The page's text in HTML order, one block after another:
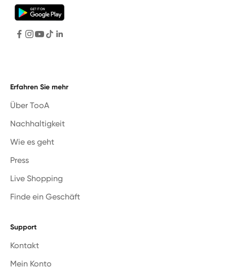
Erfahren Sie mehr
Über TooA
Nachhaltigkeit
Wie es geht
Press
Live Shopping
Finde ein Geschäft
Support
Kontakt
Mein Konto